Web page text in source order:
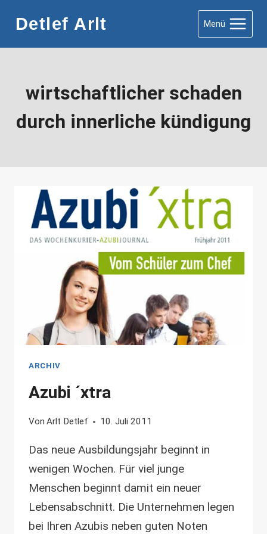
Inhalt
springen
Detlef Arlt Menü
wirtschaftlicher schaden
durch innerliche kündigung
ARCHIV
Azubi ´xtra
Von Arlt Detlef 10. Juli 2011
Das neue Ausbildungsjahr beginnt in
wenigen Wochen. Für viel junge
Menschen beginnt damit ein neuer
Lebensabschnitt. Die Unternehmen legen
bei Ihren Azubis neben guten Noten